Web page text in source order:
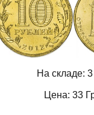
На складе:
Цена:33